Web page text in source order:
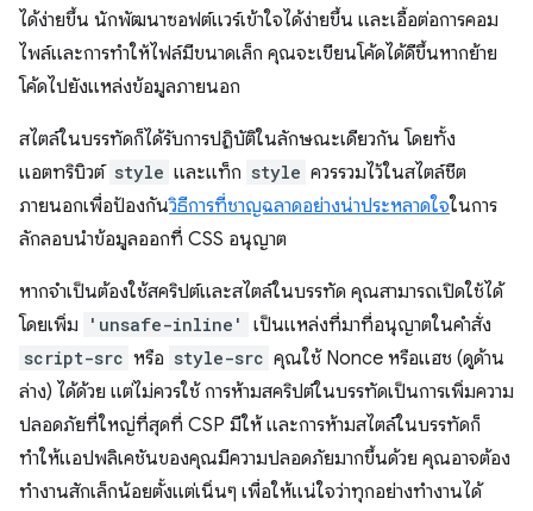
ได้ง่ายขึ้น นักพัฒนาซอฟต์แวร์เข้าใจได้ง่ายขึ้น และเอื้อต่อการคอม
ไพล์และการทำให้ไฟล์มีขนาดเล็ก คุณจะเขียนโค้ดได้ดีขึ้นหากย้าย
โค้ดไปยังแหล่งข้อมูลภายนอก
สไตล์ในบรรทัดก็ได้รับการปฏิบัติในลักษณะเดียวกัน โดยทั้ง
แอตทริบิวต์ style และแท็ก style ควรรวมไว้ในสไตล์ชีต
ภายนอกเพื่อป้องกันวิธีการที่ชาญฉลาดอย่างน่าประหลาดใจในการ
ลักลอบนำข้อมูลออกที่ CSS อนุญาต
หากจำเป็นต้องใช้สคริปต์และสไตล์ในบรรทัด คุณสามารถเปิดใช้ได้
โดยเพิ่ม
'unsafe-inline' เป็นแหล่งที่มาที่อนุญาตในคำสั่ง
script-src หรือ style-src คุณใช้ Nonce หรือแฮช (ดูด้าน
ล่าง) ได้ด้วย แต่ไม่ควรใช้ การห้ามสคริปต์ในบรรทัดเป็นการเพิ่มความ
ปลอดภัยที่ใหญ่ที่สุดที่ CSP มีให้ และการห้ามสไตล์ในบรรทัดก็
ทำให้แอปพลิเคชันของคุณมีความปลอดภัยมากขึ้นด้วย คุณอาจต้อง
ทํางานสักเล็กน้อยตั้งแต่เนิ่นๆ เพื่อให้แน่ใจว่าทุกอย่างทํางานได้